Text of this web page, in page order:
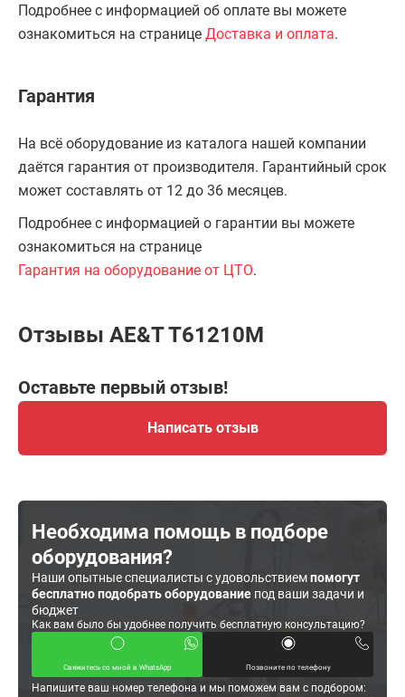
Подробнее с информацией об оплате вы можете
ознакомиться на странице Доставка и оплата.
Гарантия
На всё оборудование из каталога нашей компании
даётся гарантия от производителя. Гарантийный срок
может составлять от 12 до 36 месяцев.
Подробнее с информацией о гарантии вы можете
ознакомиться на странице
Гарантия на оборудование от ЦТО.
Отзывы AE&T T61210M
Оставьте первый отзыв!
Написать отзыв
Необходима помощь в подборе
оборудования?
Наши опытные специалисты с удовольствиемпомогут
бесплатно подобрать оборудование под ваши задачи и
бюджет
Как вам было бы удобнее получить бесплатную консультацию?
Свяжитесь со мной в WhatsApp Позвоните по телефону
Напишите ваш номер телефона и мы поможем вам с подбором: